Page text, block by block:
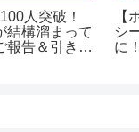
人突破！
結構溜まって
報告＆引き続
【
シ
に